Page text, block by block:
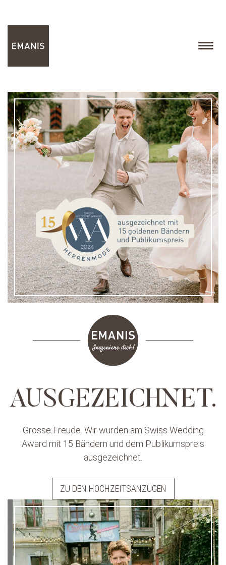
AUSGEZEICHNET.
Grosse Freude. Wir wurden am Swiss Wedding
Award mit 15 Bändern und dem Publikumspreis
ausgezeichnet.
ZU DEN HOCHZEITSANZÜGEN